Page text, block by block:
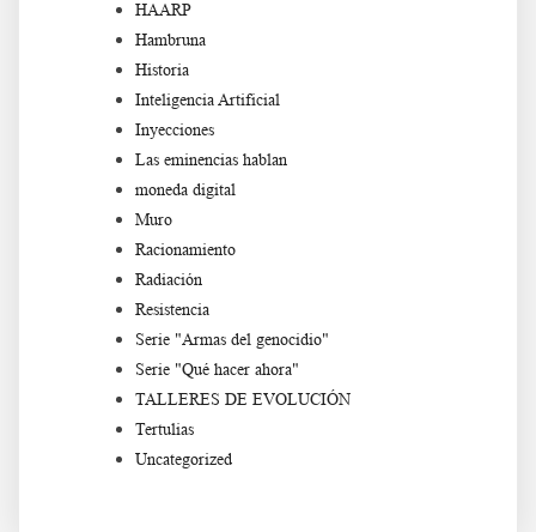
HAARP
Hambruna
Historia
Inteligencia Artificial
Inyecciones
Las eminencias hablan
moneda digital
Muro
Racionamiento
Radiación
Resistencia
Serie "Armas del genocidio"
Serie "Qué hacer ahora"
TALLERES DE EVOLUCIÓN
Tertulias
Uncategorized